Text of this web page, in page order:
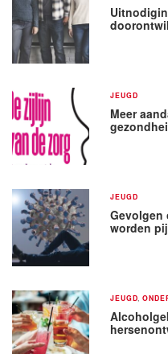
JEUGD
Meer
JEUGD
Gevolgen
worden
JEUGD ,